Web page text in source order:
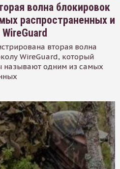
волна блокировок
распространенных и
вторая волна
WireGuard, который
называют одним из самых